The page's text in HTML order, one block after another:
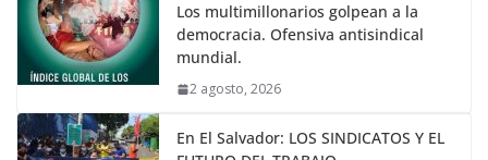
Los multimillonarios golpean a la
democracia. Ofensiva antisindical
mundial.
2 agosto, 2026
En El Salvador: LOS SINDICATOS Y EL